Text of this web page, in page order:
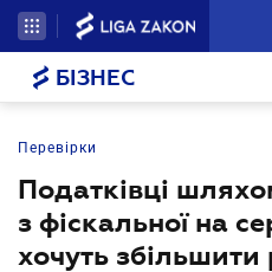
БІЗНЕС
Перевірки
Податківці
з фіскальної на
хочуть збільшити